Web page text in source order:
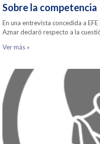
Sobre la competencia
En una entrevista concedida a
Aznar declaró respecto a la
Ver más »